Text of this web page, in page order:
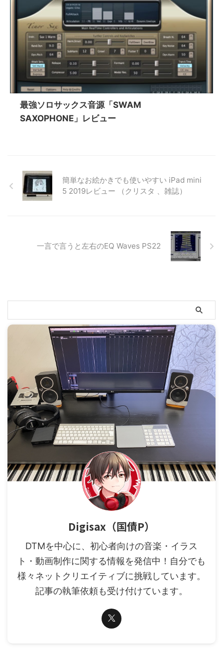
最強ソロサックス音源「SWAM
SAXOPHONE」レビュー
簡単なお絵かきでも使いやすい iPad mini
5 2019レビュー （クリスタ 、雑誌）
一言で言うと左右のEQ Waves PS22
Digisax（国債P）
DTMを中心に、初心者向けの音楽・イラス
ト・動画制作に関する情報を発信中！自分でも
様々ネットクリエイティブに挑戦しています。
記事の執筆依頼も受け付けています。